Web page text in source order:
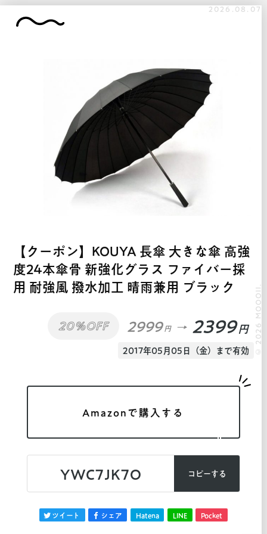
2026.08.07
【クーポン】KOUYA 長傘 大きな傘 高強
度24本傘骨 新強化グラス ファイバー採
用 耐強風 撥水加工 晴雨兼用 ブラック
20%OFF 2999 円 2399 円
2017年05月05日（金）まで有効
Amazonで購入する
YWC7JK7O コピーする
ツイート シェア Hatena LINE Pocket
© 2026 MOOOII.